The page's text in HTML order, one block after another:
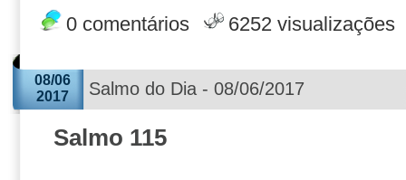
0 comentários 6252 visualizações
08/06
2017
Salmo do Dia - 08/06/2017
Salmo 115